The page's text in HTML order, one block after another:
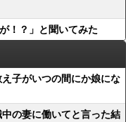
！？」と聞いてみた
子がいつの間にか娘にな
の妻に働いてと言った結